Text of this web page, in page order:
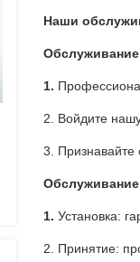
Наши
1.
2. Войдите
3.
1. Установка:
2. Принятие: